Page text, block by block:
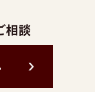
相談